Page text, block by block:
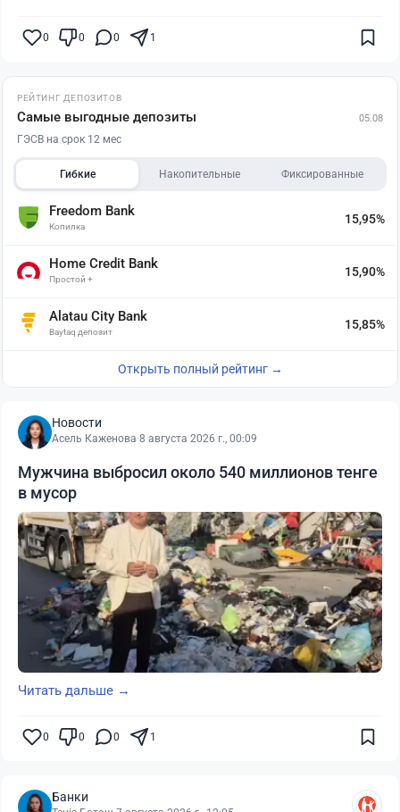
0 0 0 1
РЕЙТИНГ ДЕПОЗИТОВ
Самые выгодные депозиты 05.08
ГЭСВ на срок 12 мес
Гибкие Накопительные Фиксированные
Freedom Bank
Копилка
15,95%
Home Credit Bank
Простой +
15,90%
Alatau City Bank
Baytaq депозит
15,85%
Открыть полный рейтинг →
Новости
Асель Каженова·8 августа 2026 г., 00:09
Мужчина выбросил около 540 миллионов тенге
в мусор
Читать дальше →
0 0 0 1
Банки